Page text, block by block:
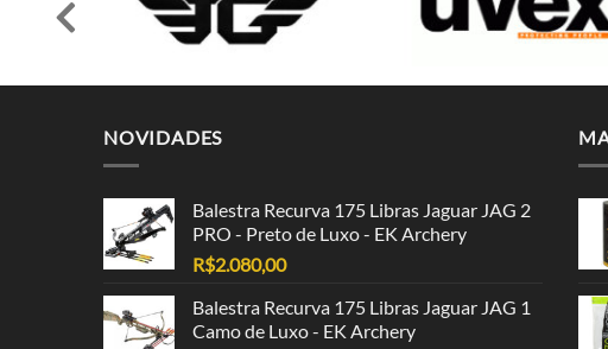
NOVIDADES
Balestra Recurva 175 Libras Jaguar JAG 2
PRO - Preto de Luxo - EK Archery
R$2.080,00
Balestra Recurva 175 Libras Jaguar JAG 1
Camo de Luxo - EK Archery